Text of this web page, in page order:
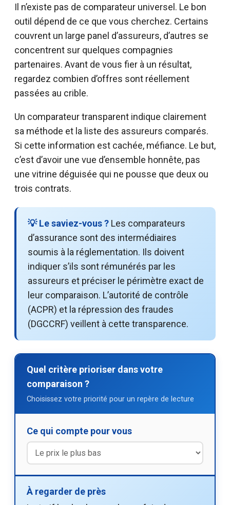
Il n’existe pas de comparateur universel. Le bon
outil dépend de ce que vous cherchez. Certains
couvrent un large panel d’assureurs, d’autres se
concentrent sur quelques compagnies
partenaires. Avant de vous fier à un résultat,
regardez combien d’offres sont réellement
passées au crible.
Un comparateur transparent indique clairement
sa méthode et la liste des assureurs comparés.
Si cette information est cachée, méfiance. Le but,
c’est d’avoir une vue d’ensemble honnête, pas
une vitrine déguisée qui ne pousse que deux ou
trois contrats.
💡 Le saviez-vous ? Les comparateurs
d’assurance sont des intermédiaires
soumis à la réglementation. Ils doivent
indiquer s’ils sont rémunérés par les
assureurs et préciser le périmètre exact de
leur comparaison. L’autorité de contrôle
(ACPR) et la répression des fraudes
(DGCCRF) veillent à cette transparence.
Quel critère prioriser dans votre
comparaison ?
Choisissez votre priorité pour un repère de lecture
Ce qui compte pour vous
À regarder de près